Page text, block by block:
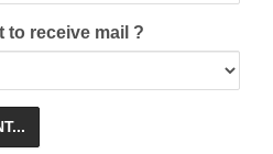
to receive mail ?